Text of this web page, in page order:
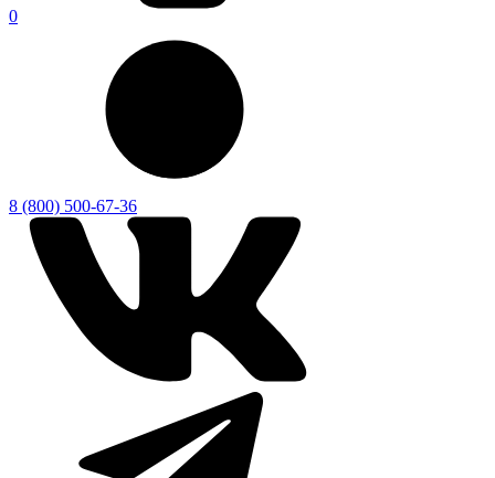
0
8 (800) 500-67-36